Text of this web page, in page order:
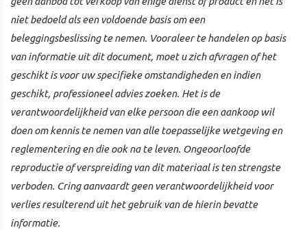
niet bedoeld als een voldoende basis om een
beleggingsbeslissing te nemen. Vooraleer te handelen op basis
van informatie uit dit document, moet u zich afvragen of het
geschikt is voor uw specifieke omstandigheden en indien
geschikt, professioneel advies zoeken. Het is de
verantwoordelijkheid van elke persoon die een aankoop wil
doen om kennis te nemen van alle toepasselijke wetgeving en
reglementering en die ook na te leven. Ongeoorloofde
reproductie of verspreiding van dit materiaal is ten strengste
verboden. Cring aanvaardt geen verantwoordelijkheid voor
verlies resulterend uit het gebruik van de hierin bevatte
informatie.